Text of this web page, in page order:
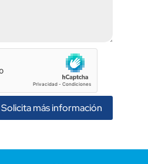
Solicita más información